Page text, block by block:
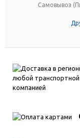
Самовывоз